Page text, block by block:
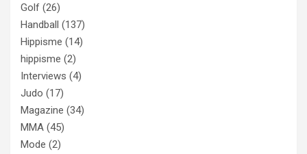
Golf (26)
Handball (137)
Hippisme (14)
hippisme (2)
Interviews (4)
Judo (17)
Magazine (34)
MMA (45)
Mode (2)